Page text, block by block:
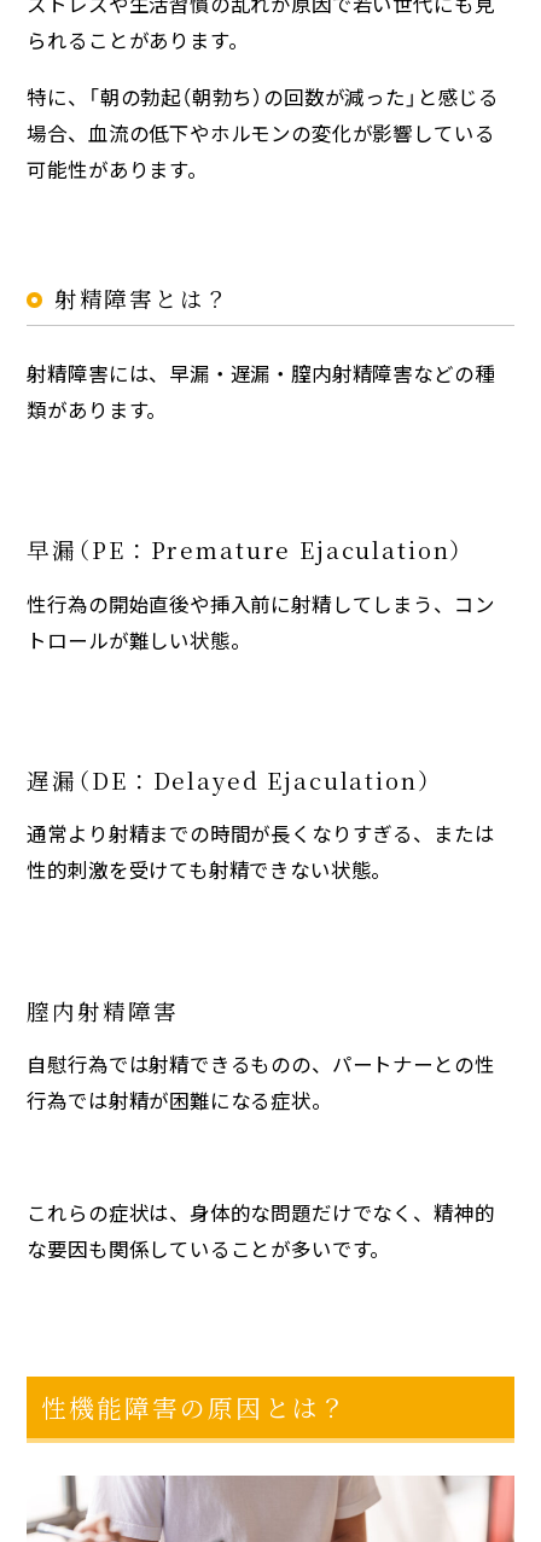
られることがあります。
特に、「朝の勃起（朝勃ち）の回数が減った」と感じる
場合、血流の低下やホルモンの変化が影響している
可能性があります。
射精障害とは？
射精障害には、早漏・遅漏・膣内射精障害などの種
類があります。
早漏（PE：Premature Ejaculation）
性行為の開始直後や挿入前に射精してしまう、コン
トロールが難しい状態。
遅漏（DE：Delayed Ejaculation）
通常より射精までの時間が長くなりすぎる、または
性的刺激を受けても射精できない状態。
膣内射精障害
自慰行為では射精できるものの、パートナーとの性
行為では射精が困難になる症状。
これらの症状は、身体的な問題だけでなく、精神的
な要因も関係していることが多いです。
性機能障害の原因とは？